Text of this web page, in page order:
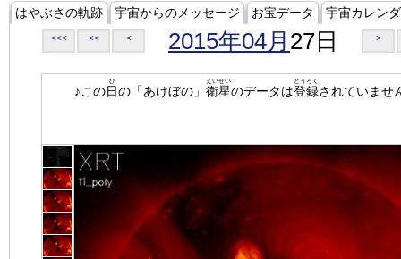
はやぶさの軌跡 宇宙からのメッセージ お宝データ 宇宙カレン
<<< << < 2015年04月 27日 >
♪この日
ひ
の「あけぼの」 衛星
えいせい
のデータは登録
とうろく
されていませ